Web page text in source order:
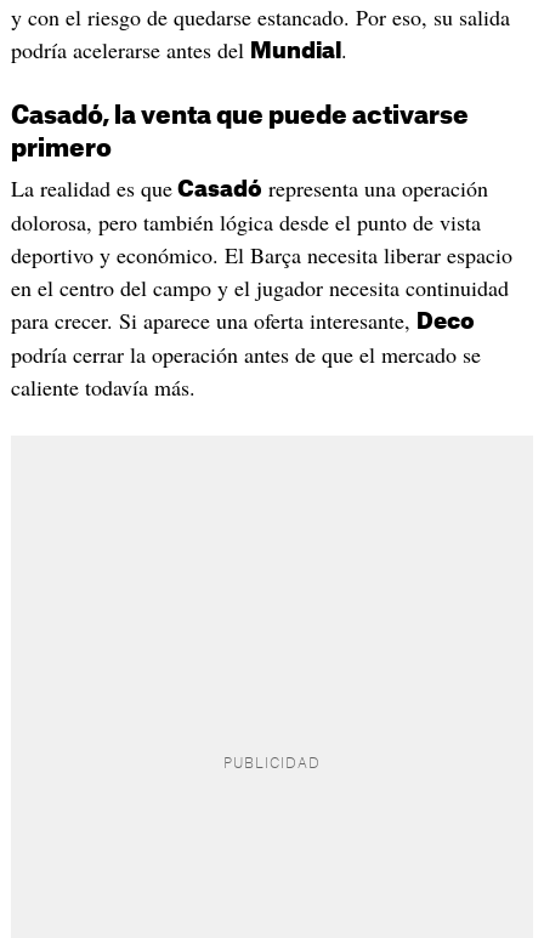
y con el riesgo de quedarse estancado. Por eso, su salida
podría acelerarse antes del Mundial .
Casadó, la venta que puede activarse
primero
La realidad es que Casadó representa una operación
dolorosa, pero también lógica desde el punto de vista
deportivo y económico. El Barça necesita liberar espacio
en el centro del campo y el jugador necesita continuidad
para crecer. Si aparece una oferta interesante,
Deco
podría cerrar la operación antes de que el mercado se
caliente todavía más.